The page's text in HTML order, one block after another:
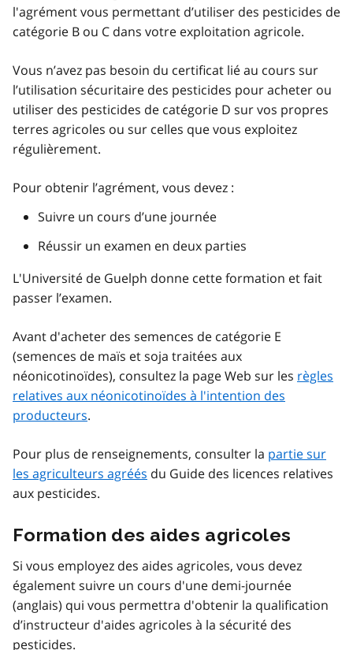
l'agrément vous permettant d’utiliser des pesticides de
catégorie B ou C dans votre exploitation agricole.
Vous n’avez pas besoin du certificat lié au cours sur
l’utilisation sécuritaire des pesticides pour acheter ou
utiliser des pesticides de catégorie D sur vos propres
terres agricoles ou sur celles que vous exploitez
régulièrement.
Pour obtenir l’agrément, vous devez :
Suivre un cours d’une journée
Réussir un examen en deux parties
L'Université de Guelph donne cette formation et fait
passer l’examen.
Avant d'acheter des semences de catégorie E
(semences de maïs et soja traitées aux
néonicotinoïdes), consultez la page Web sur les règles
relatives aux néonicotinoïdes à l'intention des
producteurs.
Pour plus de renseignements, consulter la partie sur
les agriculteurs agréés du Guide des licences relatives
aux pesticides.
Formation des aides agricoles
Si vous employez des aides agricoles, vous devez
également suivre un cours d'une demi-journée
(anglais) qui vous permettra d'obtenir la qualification
d’instructeur d'aides agricoles à la sécurité des
pesticides.